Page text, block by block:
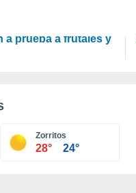
a prueba a frutales y
Zorritos
28° 24°